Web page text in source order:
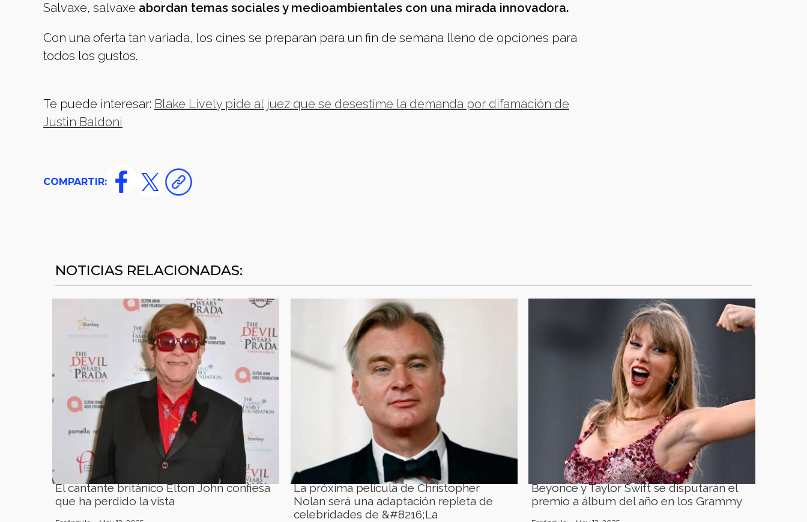
Salvaxe, salvaxe abordan temas sociales y medioambientales con una mirada innovadora.
Con una oferta tan variada, los cines se preparan para un fin de semana lleno de opciones para
todos los gustos.
Te puede interesar: Blake Lively pide al juez que se desestime la demanda por difamación de
Justin Baldoni
COMPARTIR:
NOTICIAS RELACIONADAS:
El cantante británico Elton John confiesa
que ha perdido la vista
La próxima película de Christopher
Nolan será una adaptación repleta de
celebridades de &#8216;La
Beyoncé y Taylor Swift se disputarán el
premio a álbum del año en los Grammy